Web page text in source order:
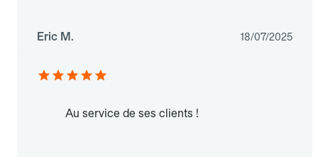
Eric M. 18/07/2025
Au service de ses clients !